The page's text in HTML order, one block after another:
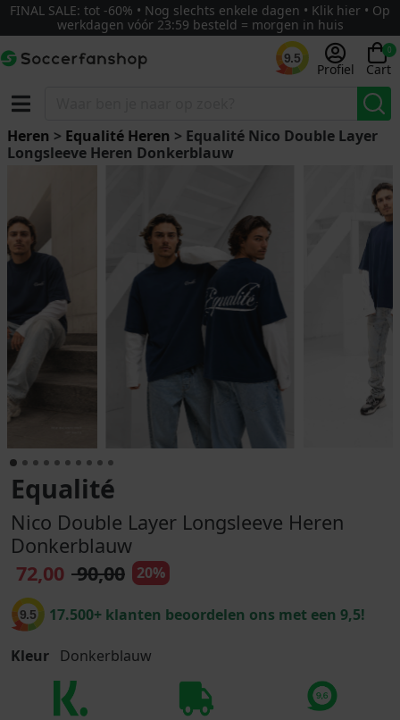
FINAL SALE: tot -60% • Nog slechts enkele dagen • Klik hier • Op
werkdagen vóór 23:59 besteld = morgen in huis
9.5
Profiel
0
Cart
Heren > Equalité Heren > Equalité Nico Double Layer
Longsleeve Heren Donkerblauw
Equalité
Nico Double Layer Longsleeve Heren
Donkerblauw
72,00 90,00 20%
9.5 17.500+ klanten beoordelen ons met een 9,5!
Kleur Donkerblauw